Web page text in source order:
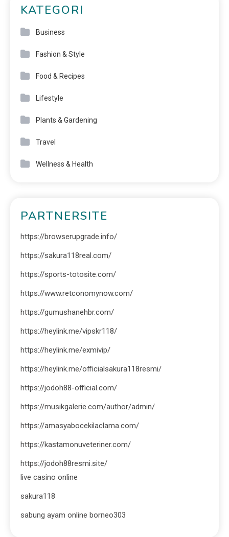
KATEGORI
Business
Fashion & Style
Food & Recipes
Lifestyle
Plants & Gardening
Travel
Wellness & Health
PARTNERSITE
https://browserupgrade.info/
https://sakura118real.com/
https://sports-totosite.com/
https://www.retconomynow.com/
https://gumushanehbr.com/
https://heylink.me/vipskr118/
https://heylink.me/exmivip/
https://heylink.me/officialsakura118resmi/
https://jodoh88-official.com/
https://musikgalerie.com/author/admin/
https://amasyabocekilaclama.com/
https://kastamonuveteriner.com/
https://jodoh88resmi.site/
live casino online
sakura118
sabung ayam online borneo303